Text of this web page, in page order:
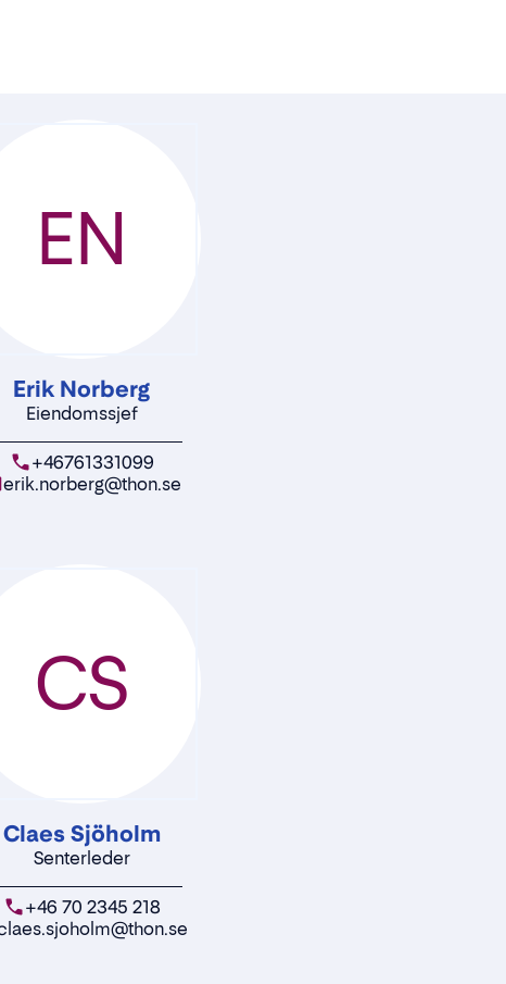
Erik Norberg
Eiendomssjef
+46761331099
erik.norberg@thon.se
EN
Claes Sjöholm
Senterleder
+46 70 2345 218
CS